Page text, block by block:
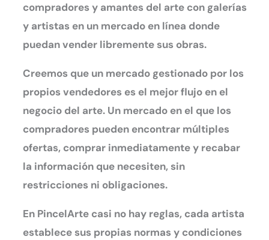
compradores y amantes del arte con galerías
y artistas en un mercado en línea donde
puedan vender libremente sus obras.
Creemos que un mercado gestionado por los
propios vendedores es el mejor flujo en el
negocio del arte. Un mercado en el que los
compradores pueden encontrar múltiples
ofertas, comprar inmediatamente y recabar
la información que necesiten, sin
restricciones ni obligaciones.
En PincelArte casi no hay reglas, cada artista
establece sus propias normas y condiciones